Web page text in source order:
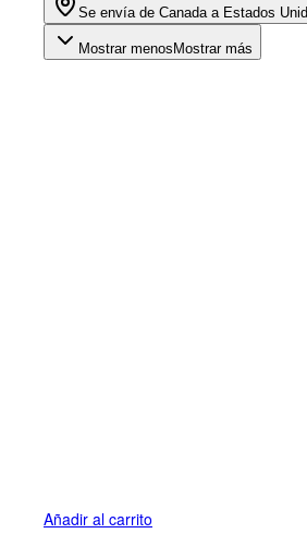
Se envía de Canada a Estados
Mostrar menosMostrar más
Añadir al carrito